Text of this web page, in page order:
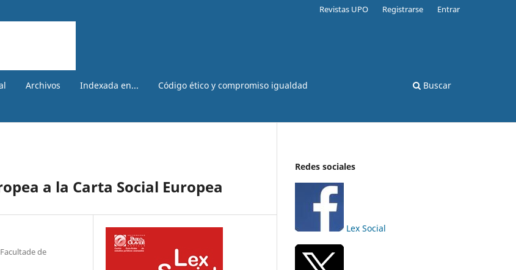
Archivos Indexada en... Código ético y compromiso igualdad Buscar
Revistas UPO Registrarse Entrar
a la Carta Social Europea
de
Redes sociales
Lex Social